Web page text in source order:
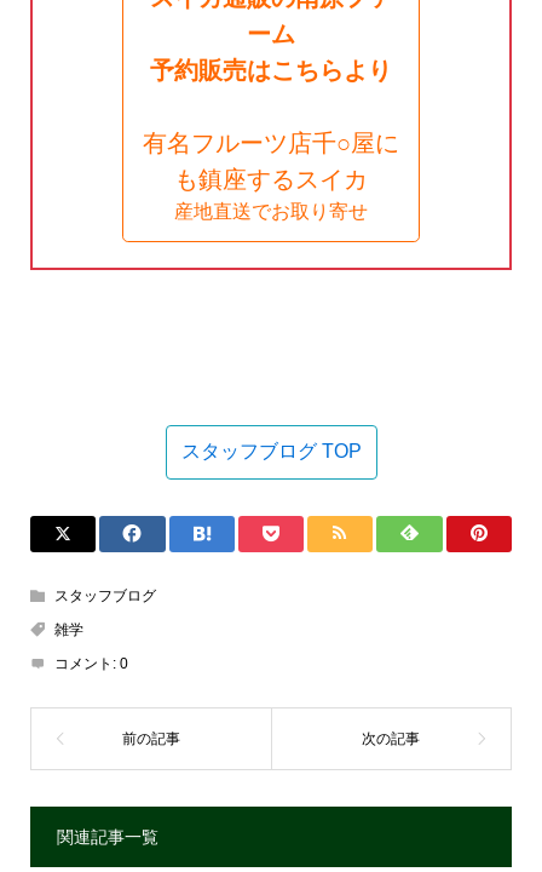
ーム
予約販売はこちらより
有名フルーツ店千○屋に
も鎮座するスイカ
産地直送でお取り寄せ
スタッフブログ TOP
スタッフブログ
雑学
コメント: 0
関連記事一覧